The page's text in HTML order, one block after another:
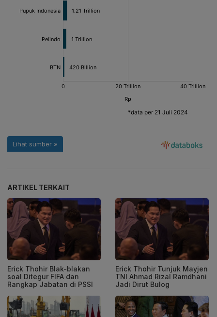
ARTIKEL TERKAIT
Erick Thohir Blak-blakan
soal Ditegur FIFA dan
Rangkap Jabatan di PSSI
Erick Thohir Tunjuk Mayjen
TNI Ahmad Rizal Ramdhani
Jadi Dirut Bulog